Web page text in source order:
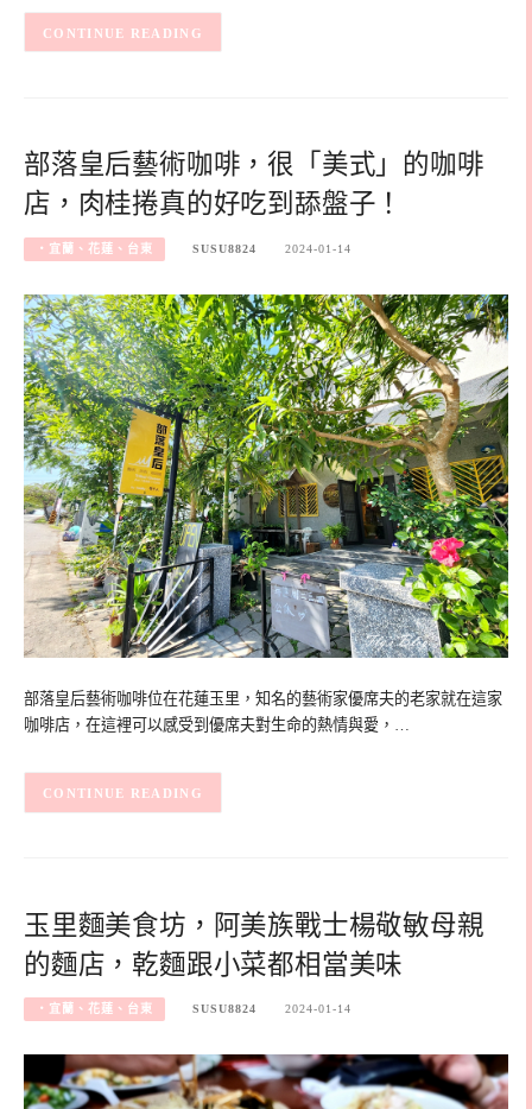
CONTINUE READING
部落皇后藝術咖啡，很「美式」的咖啡
店，肉桂捲真的好吃到舔盤子！
‧宜蘭、花蓮、台東 SUSU8824 2024-01-14
部落皇后藝術咖啡位在花蓮玉里，知名的藝術家優席夫的老家就在這家
咖啡店，在這裡可以感受到優席夫對生命的熱情與愛，…
CONTINUE READING
玉里麵美食坊，阿美族戰士楊敬敏母親
的麵店，乾麵跟小菜都相當美味
‧宜蘭、花蓮、台東 SUSU8824 2024-01-14